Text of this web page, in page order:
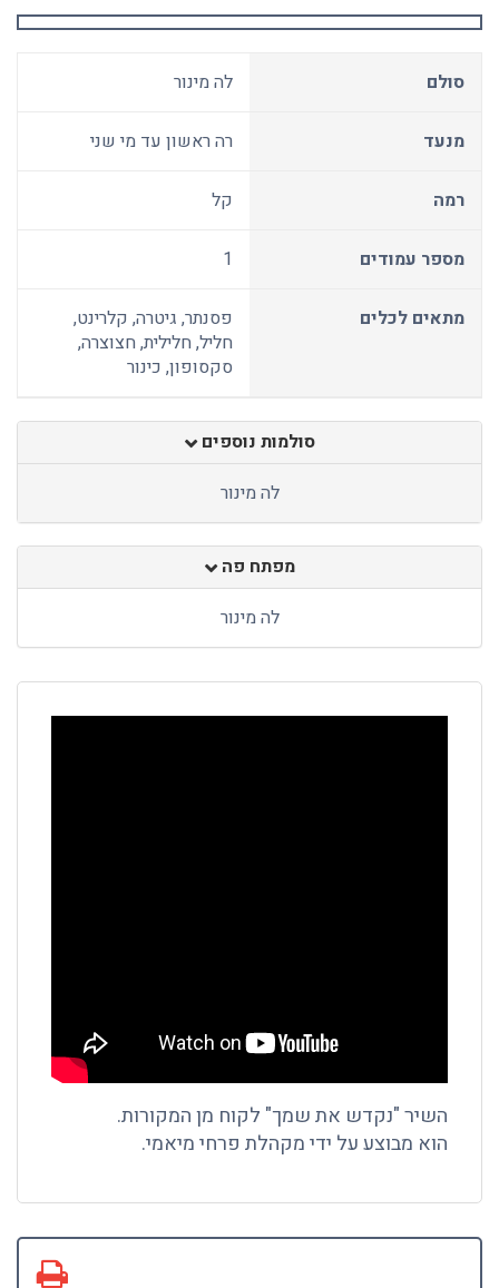
סולם לה מינור
מנעד רה ראשון עד מי שני
רמה קל
מספר עמודים 1
מתאים לכלים
פסנתר, גיטרה, קלרינט,
חליל, חלילית, חצוצרה,
סקסופון, כינור
סולמות נוספים
לה מינור
מפתח פה
לה מינור
השיר "נקדש את שמך" לקוח מן המקורות.
הוא מבוצע על ידי מקהלת פרחי מיאמי.